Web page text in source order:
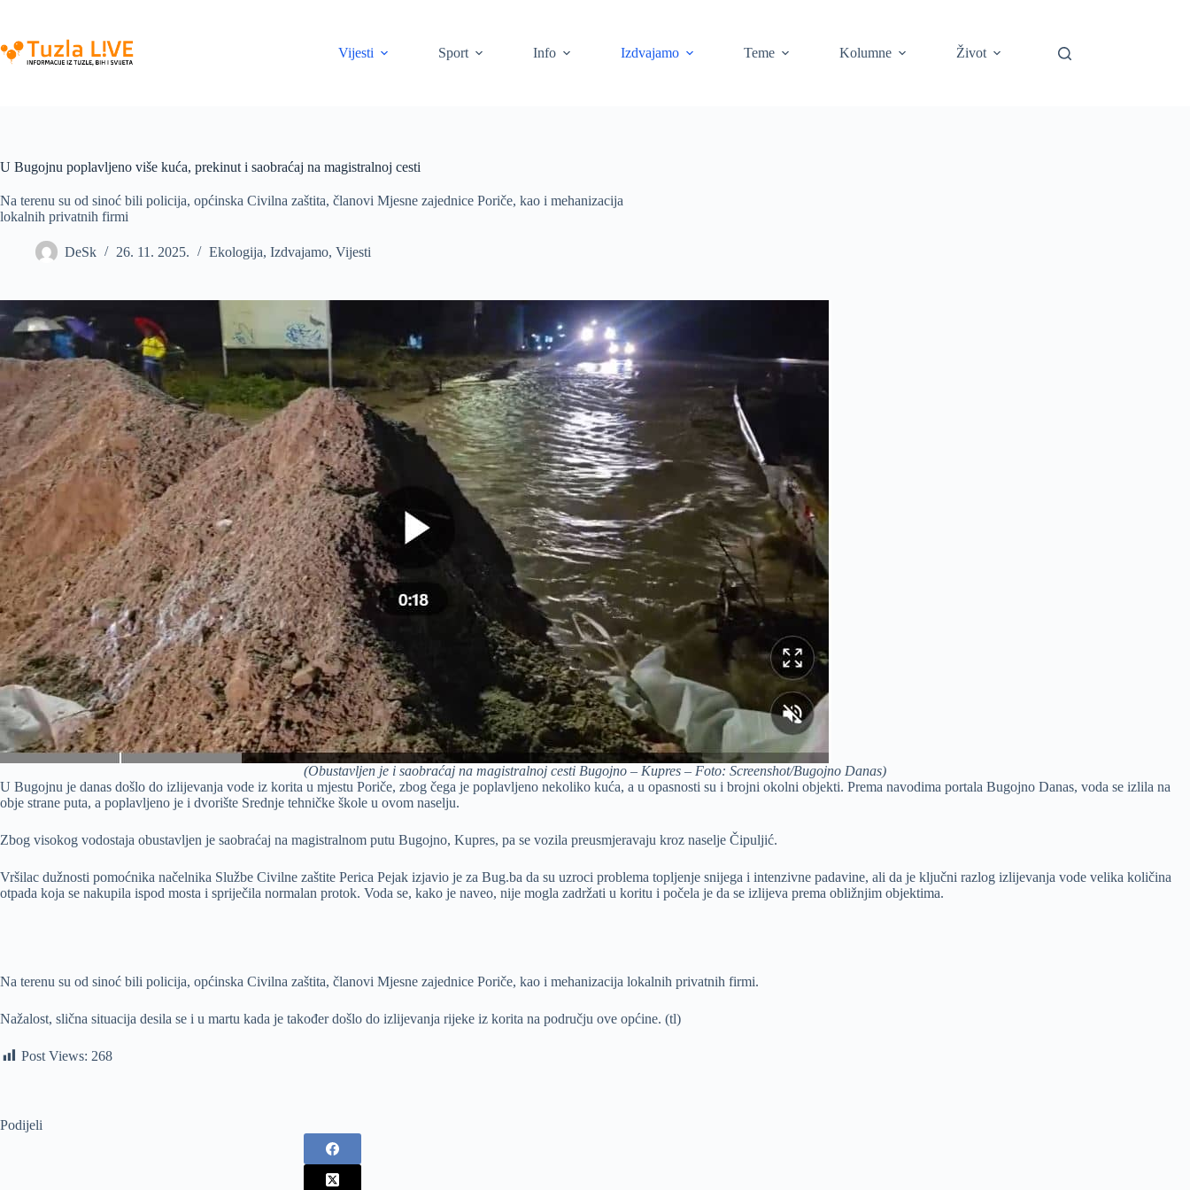
content
Vijesti
Sport Info Izdvajamo Teme Kolumne Život
U Bugojnu poplavljeno više kuća, prekinut i saobraćaj na magistralnoj cesti
Na terenu su od sinoć bili policija, općinska Civilna zaštita, članovi Mjesne zajednice Poriče, kao i mehanizacija
lokalnih privatnih firmi
DeSk 26. 11. 2025. Ekologija, Izdvajamo, Vijesti
(Obustavljen je i saobraćaj na magistralnoj cesti Bugojno – Kupres – Foto: Screenshot/Bugojno Danas)
U Bugojnu je danas došlo do izlijevanja vode iz korita u mjestu Poriče, zbog čega je poplavljeno nekoliko kuća, a u opasnosti su i brojni okolni objekti. Prema navodima portala Bugojno Danas, voda se izlila na
obje strane puta, a poplavljeno je i dvorište Srednje tehničke škole u ovom naselju.
Zbog visokog vodostaja obustavljen je saobraćaj na magistralnom putu Bugojno, Kupres, pa se vozila preusmjeravaju kroz naselje Čipuljić.
Vršilac dužnosti pomoćnika načelnika Službe Civilne zaštite Perica Pejak izjavio je za Bug.ba da su uzroci problema topljenje snijega i intenzivne padavine, ali da je ključni razlog izlijevanja vode velika količina
otpada koja se nakupila ispod mosta i spriječila normalan protok. Voda se, kako je naveo, nije mogla zadržati u koritu i počela je da se izlijeva prema obližnjim objektima.
Na terenu su od sinoć bili policija, općinska Civilna zaštita, članovi Mjesne zajednice Poriče, kao i mehanizacija lokalnih privatnih firmi.
Nažalost, slična situacija desila se i u martu kada je također došlo do izlijevanja rijeke iz korita na području ove općine. (tl)
Post Views: 268
Podijeli